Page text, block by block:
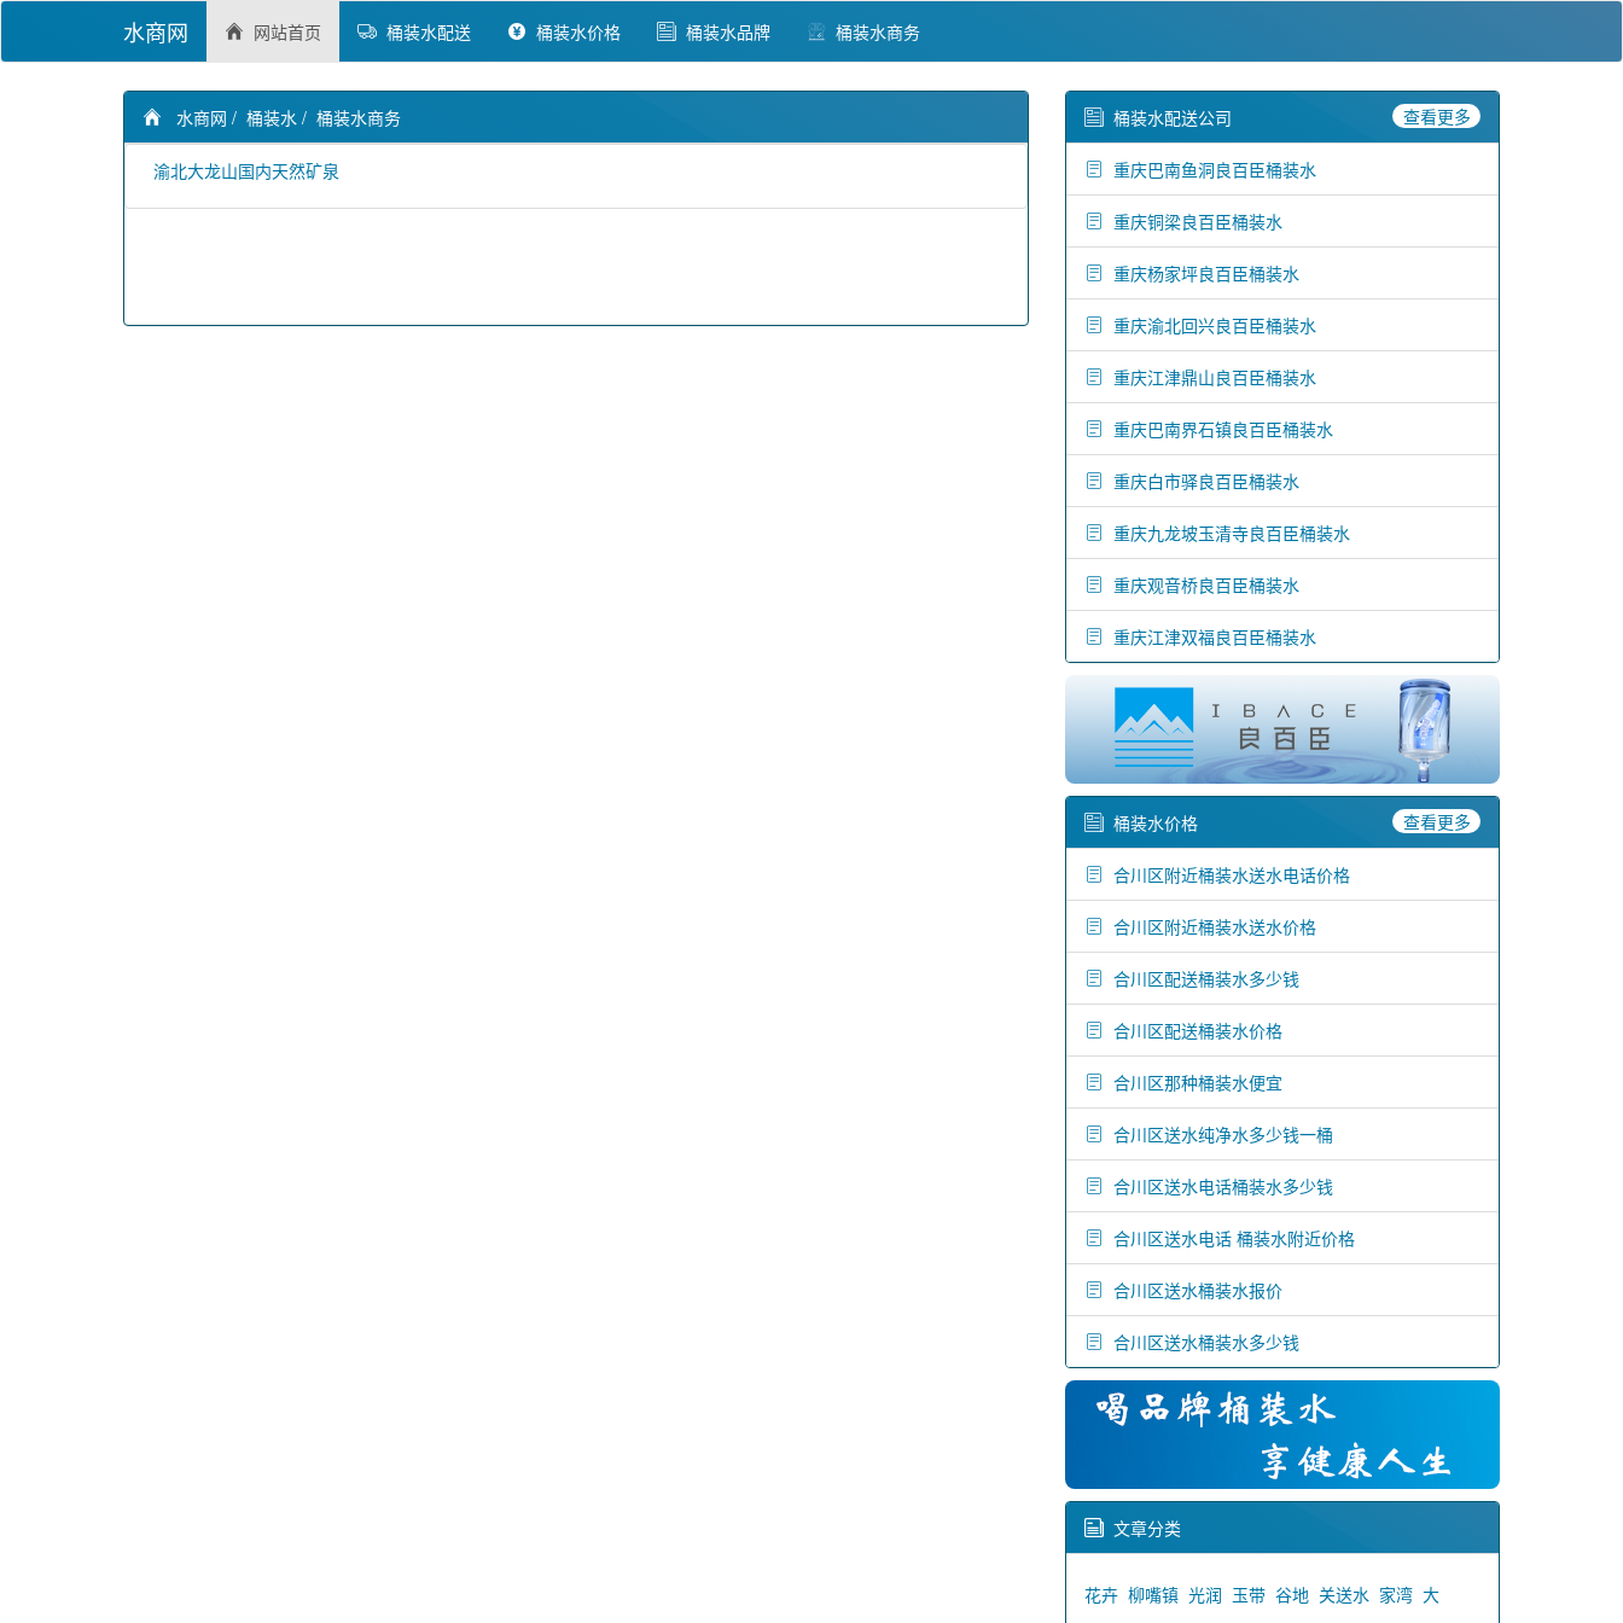
水商网 网站首页 桶装水配送 桶装水价格 桶装水品牌 桶装水商务
水商网 / 桶装水 / 桶装水商务
渝北大龙山国内天然矿泉
桶装水配送公司 查看更多
重庆巴南鱼洞良百臣桶装水
重庆铜梁良百臣桶装水
重庆杨家坪良百臣桶装水
重庆渝北回兴良百臣桶装水
重庆江津鼎山良百臣桶装水
重庆巴南界石镇良百臣桶装水
重庆白市驿良百臣桶装水
重庆九龙坡玉清寺良百臣桶装水
重庆观音桥良百臣桶装水
重庆江津双福良百臣桶装水
桶装水价格 查看更多
合川区附近桶装水送水电话价格
合川区附近桶装水送水价格
合川区配送桶装水多少钱
合川区配送桶装水价格
合川区那种桶装水便宜
合川区送水纯净水多少钱一桶
合川区送水电话桶装水多少钱
合川区送水电话 桶装水附近价格
合川区送水桶装水报价
合川区送水桶装水多少钱
文章分类
花卉 柳嘴镇 光润 玉带 谷地 关送水 家湾 大